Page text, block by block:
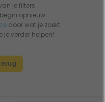
je filters
opnieuw
door wat je zoekt.
je verder helpen!